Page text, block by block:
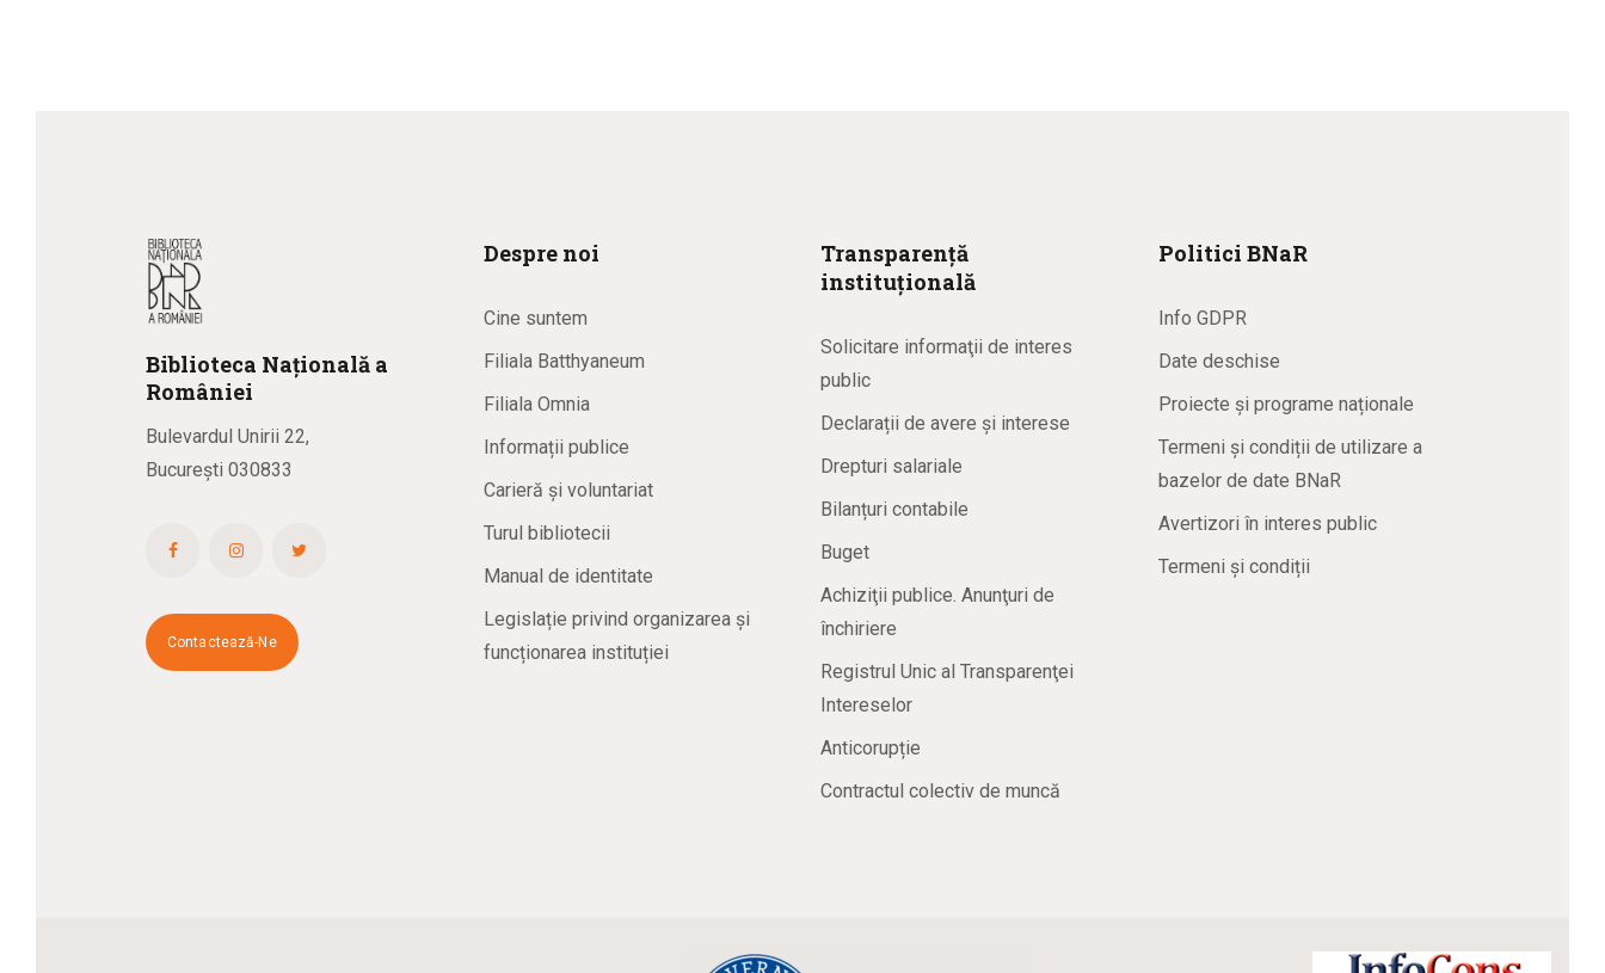
Biblioteca Națională a
României
Bulevardul Unirii 22,
București 030833
Contactează-Ne
Despre noi
Cine suntem
Filiala Batthyaneum
Filiala Omnia
Informații publice
Carieră și voluntariat
Turul bibliotecii
Manual de identitate
Legislație privind organizarea și
funcționarea instituției
Transparență
instituțională
Solicitare informaţii de interes
public
Declarații de avere și interese
Drepturi salariale
Bilanțuri contabile
Buget
Achiziţii publice. Anunţuri de
închiriere
Registrul Unic al Transparenţei
Intereselor
Anticorupție
Contractul colectiv de muncă
Politici BNaR
Info GDPR
Date deschise
Proiecte și programe naționale
Termeni și condiții de utilizare a
bazelor de date BNaR
Avertizori în interes public
Termeni și condiții